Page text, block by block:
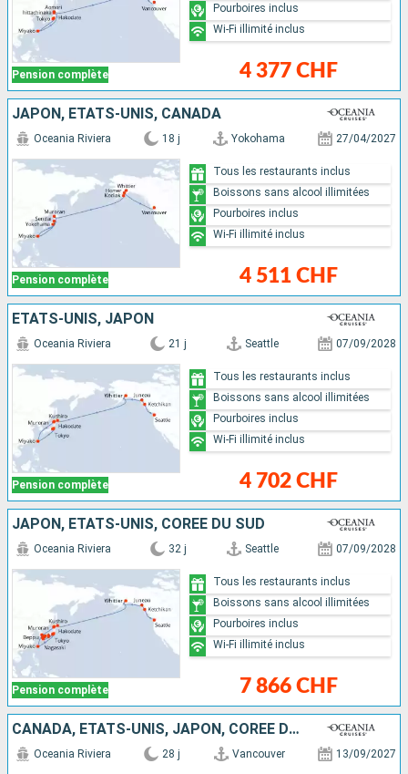
Pension complète 4 377 CHF
Pourboires inclus
Wi-Fi illimité inclus
JAPON, ÉTATS-UNIS, CANADA
Pension complète
Oceania Riviera 18 j Yokohama 27/04/2027
4 511 CHF
Tous les restaurants inclus
Boissons sans alcool illimitées
Pourboires inclus
Wi-Fi illimité inclus
ÉTATS-UNIS, JAPON
Pension complète
Oceania Riviera 21 j Seattle 07/09/2028
4 702 CHF
Tous les restaurants inclus
Boissons sans alcool illimitées
Pourboires inclus
Wi-Fi illimité inclus
JAPON, ÉTATS-UNIS, CORÉE DU SUD
Pension complète
Oceania Riviera 32 j Seattle 07/09/2028
7 866 CHF
Tous les restaurants inclus
Boissons sans alcool illimitées
Pourboires inclus
Wi-Fi illimité inclus
CANADA, ÉTATS-UNIS, JAPON, CORÉE DU SUD
Oceania Riviera 28 j Vancouver 13/09/2027